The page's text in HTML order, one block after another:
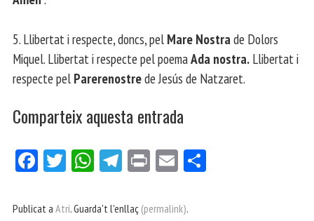
5. Llibertat i respecte, doncs, pel Mare Nostra de Dolors
Miquel. Llibertat i respecte pel poemaAda nostra. Llibertat i
respecte pel Parerenostrede Jesús de Natzaret.
Comparteix aquesta entrada
Fa
bo
Tw
er
W
ts
Te
gr
Pri E
ail
Publicat a Atri. Guarda't l'enllaç (permalink).